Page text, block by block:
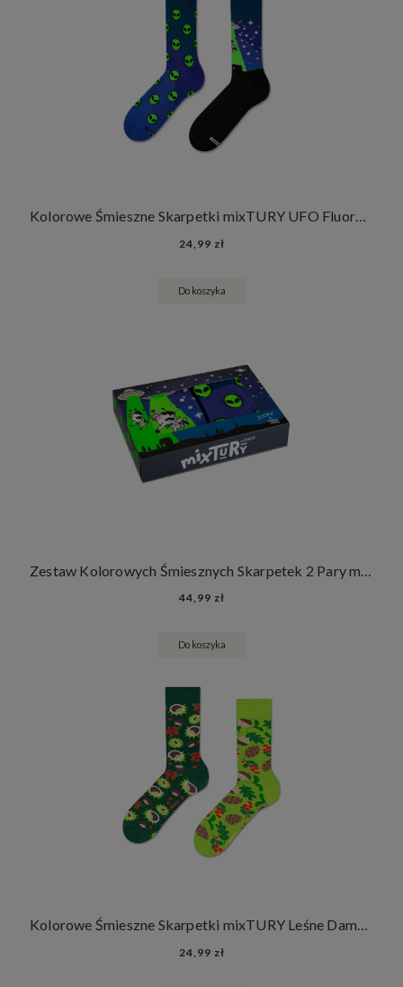
Kolorowe Śmieszne Skarpetki mixTURY UFO Fluorescencyjne Długie Damskie Męskie Świecą w Ultrafiolecie
24,99 zł
Do koszyka
44,99 zł
Do koszyka
24,99 zł